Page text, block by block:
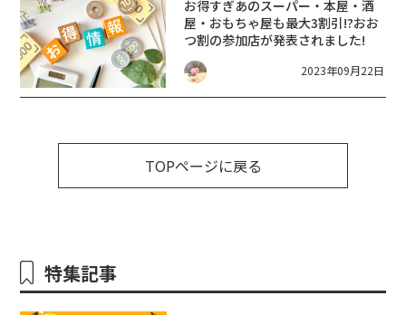
お得すぎあのスーパー・本屋・酒
屋・おもちゃ屋も最大3割引!?おお
つ割の参加店が発表されました!
2023年09月22日
TOPページに戻る
特集記事